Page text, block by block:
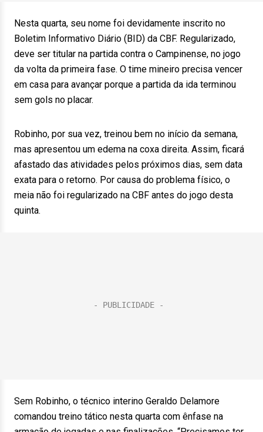
Nesta quarta, seu nome foi devidamente inscrito no
Boletim Informativo Diário (BID) da CBF. Regularizado,
deve ser titular na partida contra o Campinense, no jogo
da volta da primeira fase. O time mineiro precisa vencer
em casa para avançar porque a partida da ida terminou
sem gols no placar.
Robinho, por sua vez, treinou bem no início da semana,
mas apresentou um edema na coxa direita. Assim, ficará
afastado das atividades pelos próximos dias, sem data
exata para o retorno. Por causa do problema físico, o
meia não foi regularizado na CBF antes do jogo desta
quinta.
Sem Robinho, o técnico interino Geraldo Delamore
comandou treino tático nesta quarta com ênfase na